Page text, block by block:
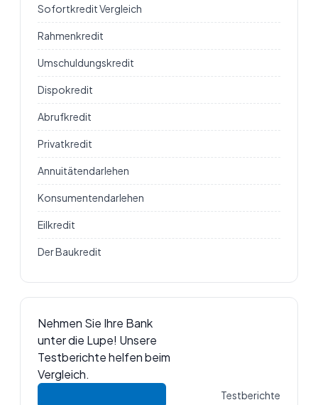
Sofortkredit Vergleich
Rahmenkredit
Umschuldungskredit
Dispokredit
Abrufkredit
Privatkredit
Annuitätendarlehen
Konsumentendarlehen
Eilkredit
Der Baukredit
Nehmen Sie Ihre Bank
unter die Lupe! Unsere
Testberichte helfen beim
Vergleich.
Testberichte